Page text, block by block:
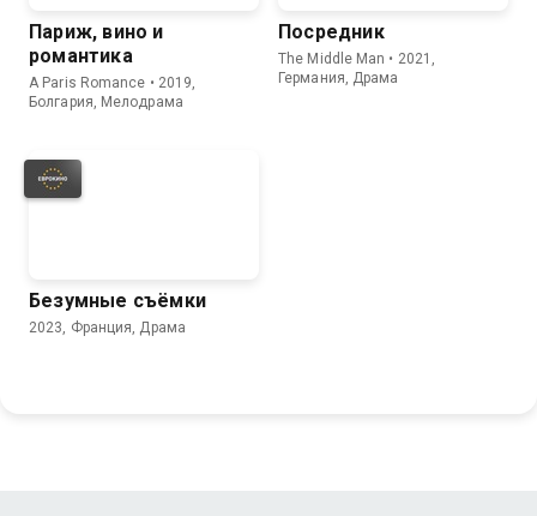
Париж, вино и
романтика
A Paris Romance • 2019,
Болгария, Мелодрама
Посредник
The Middle Man • 2021,
Германия, Драма
Безумные съёмки
2023, Франция, Драма